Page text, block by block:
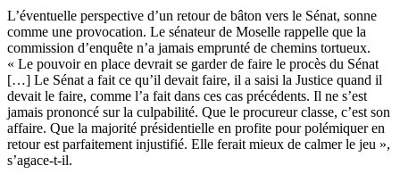
L’éventuelle perspective d’un retour de bâton vers le Sénat, sonne
comme une provocation. Le sénateur de Moselle rappelle que la
commission d’enquête n’a jamais emprunté de chemins tortueux.
« Le pouvoir en place devrait se garder de faire le procès du Sénat
[…] Le Sénat a fait ce qu’il devait faire, il a saisi la Justice quand il
devait le faire, comme l’a fait dans ces cas précédents. Il ne s’est
jamais prononcé sur la culpabilité. Que le procureur classe, c’est son
affaire. Que la majorité présidentielle en profite pour polémiquer en
retour est parfaitement injustifié. Elle ferait mieux de calmer le jeu »,
s’agace-t-il.